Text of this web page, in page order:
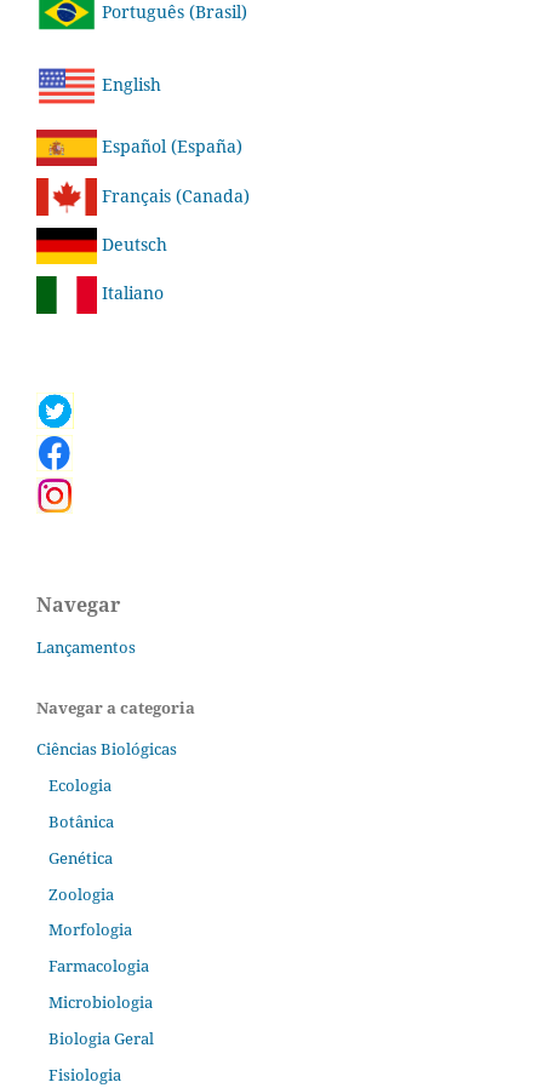
Português (Brasil)
English
Español (España)
Français (Canada)
Deutsch
Italiano
Navegar
Lançamentos
Navegar a categoria
Ciências Biológicas
Ecologia
Botânica
Genética
Zoologia
Morfologia
Farmacologia
Microbiologia
Biologia Geral
Fisiologia